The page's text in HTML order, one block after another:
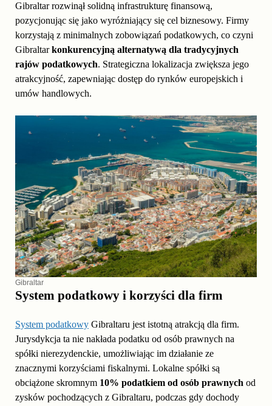
Gibraltar rozwinął solidną infrastrukturę finansową,
pozycjonując się jako wyróżniający się cel biznesowy. Firmy
korzystają z minimalnych zobowiązań podatkowych, co czyni
Gibraltarkonkurencyjną alternatywą dla tradycyjnych
rajów podatkowych. Strategiczna lokalizacja zwiększa jego
atrakcyjność, zapewniając dostęp do rynków europejskich i
umów handlowych.
Gibraltar
System podatkowy i korzyści dla firm
System podatkowy Gibraltaru jest istotną atrakcją dla firm.
Jurysdykcja ta nie nakłada podatku od osób prawnych na
spółki nierezydenckie, umożliwiając im działanie ze
znacznymi korzyściami fiskalnymi. Lokalne spółki są
obciążone skromnym 10% podatkiem od osób prawnychod
zysków pochodzących z Gibraltaru, podczas gdy dochody